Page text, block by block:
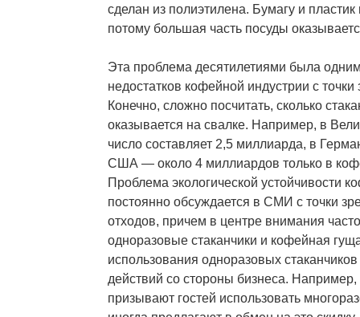
сделан из полиэтилена. Бумагу и
потому большая часть посуды
Эта проблема десятилетиями была
недостатков кофейной индустрии с точки
Конечно, сложно посчитать, сколько
оказывается на свалке. Например, в
число составляет 2,5 миллиарда, в
США — около 4 миллиардов только в
Проблема экологической устойчивости
постоянно обсуждается в СМИ с точки
отходов, причем в центре внимания
одноразовые стаканчики и кофейная
использования одноразовых стаканчиков
действий со стороны бизнеса.
призывают гостей использовать